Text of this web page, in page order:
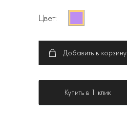
Цвет:
Добавить в корзину
Купить в 1 клик